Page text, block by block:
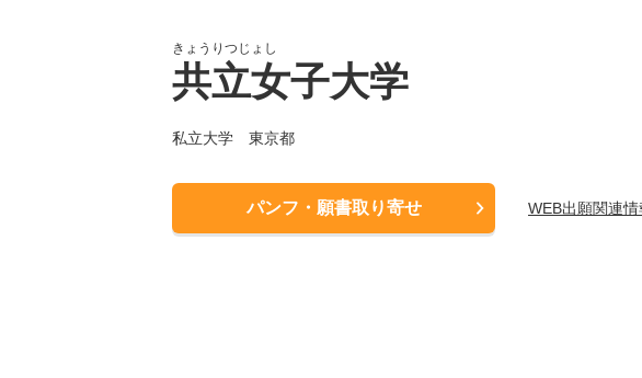
きょうりつじょし
共立女子大学
私立大学 東京都
パンフ・願書取り寄せ WEB出願関連情